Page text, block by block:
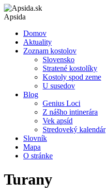
Apsida
Domov
Aktuality
Zoznam kostolov
Slovensko
Stratené kostolíky
Kostoly spod zeme
U susedov
Blog
Genius Loci
Z nášho intinerára
Vek apsíd
Stredoveký kalendár
Slovník
Mapa
O stránke
Turany